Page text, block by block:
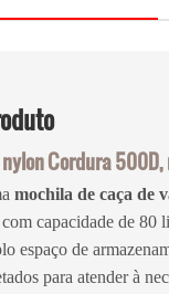
Cordura 500D,
mochila de caça de
capacidade de 80
espaço de
para atender à